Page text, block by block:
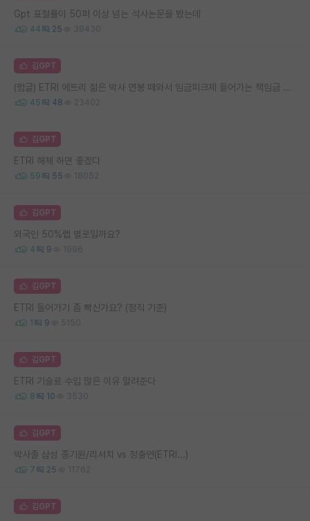
Gpt 표절률이 50퍼 이상 넘는 석사논문을 봤는데
44 25 39430
김GPT
(펌글) ETRI 에트리 젊은 박사 연봉 떼와서 임금피크제 들어가는 책임급 연봉보전 문제
45 48 23402
김GPT
ETRI 해체 하면 좋겠다
59 55 18052
김GPT
외국인 50%랩 별로일까요?
4 9 1996
김GPT
ETRI 들어가기 좀 빡신가요? (정직 기준)
1 9 5150
김GPT
ETRI 기술료 수입 많은 이유 알려준다
8 10 3530
김GPT
박사졸 삼성 종기원/리서치 vs 정출연(ETRI...)
7 25 11762
김GPT